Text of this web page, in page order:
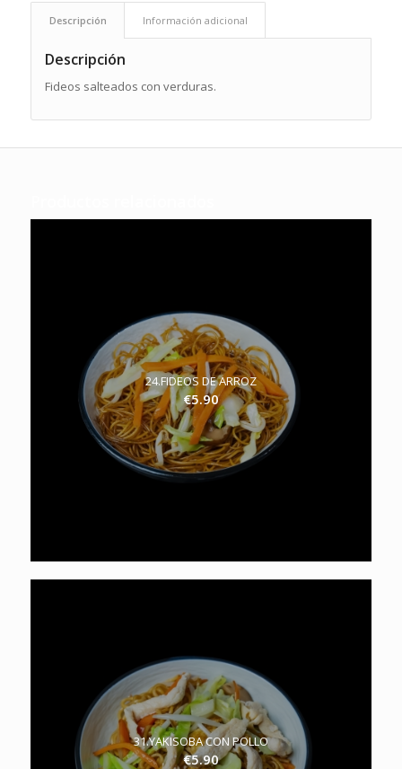
Descripción Información adicional
Descripción
Fideos salteados con verduras.
24.FIDEOS DE ARROZ
€5.90
31.YAKISOBA CON POLLO
€5.90